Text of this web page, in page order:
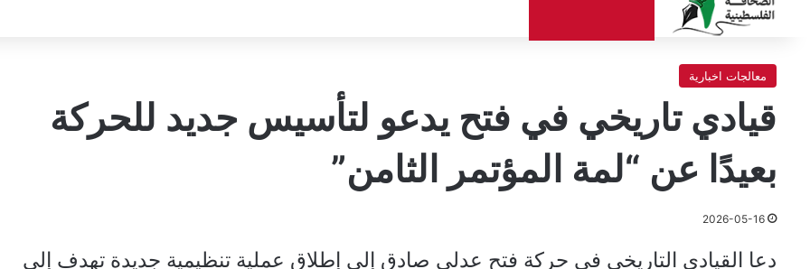
معالجات اخبارية
قيادي تاريخي في فتح يدعو لتأسيس جديد للحركة
بعيدًا عن “لمة المؤتمر الثامن”
2026-05-16
دعا القيادي التاريخي في حركة فتح عدلي صادق إلى إطلاق عملية تنظيمية جديدة تهدف إلى